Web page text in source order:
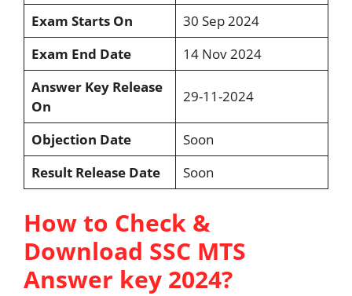
Exam Starts On
30 Sep 2024
Exam End Date
14 Nov 2024
Answer Key Release
On
29-11-2024
Objection Date
Soon
Result Release Date
Soon
How to Check &
Download SSC MTS
Answer key 2024?